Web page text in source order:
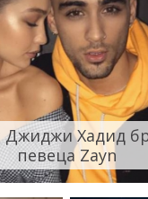
Хадид
певеца Zayn